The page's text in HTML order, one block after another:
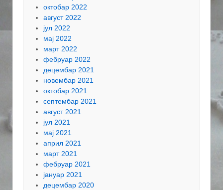
октобар 2022
август 2022
јул 2022
мај 2022
март 2022
фебруар 2022
децембар 2021
новембар 2021
октобар 2021
септембар 2021
август 2021
јул 2021
мај 2021
април 2021
март 2021
фебруар 2021
јануар 2021
децембар 2020